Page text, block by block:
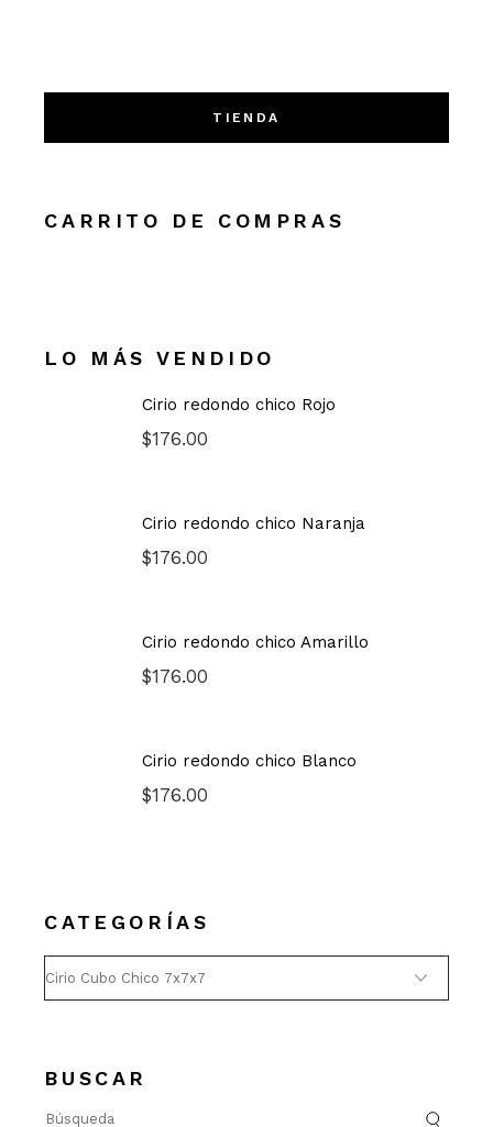
TIENDA
CARRITO DE COMPRAS
LO MÁS VENDIDO
Cirio redondo chico Rojo
$176.00
Cirio redondo chico Naranja
$176.00
Cirio redondo chico Amarillo
$176.00
Cirio redondo chico Blanco
$176.00
CATEGORÍAS
BUSCAR
de: